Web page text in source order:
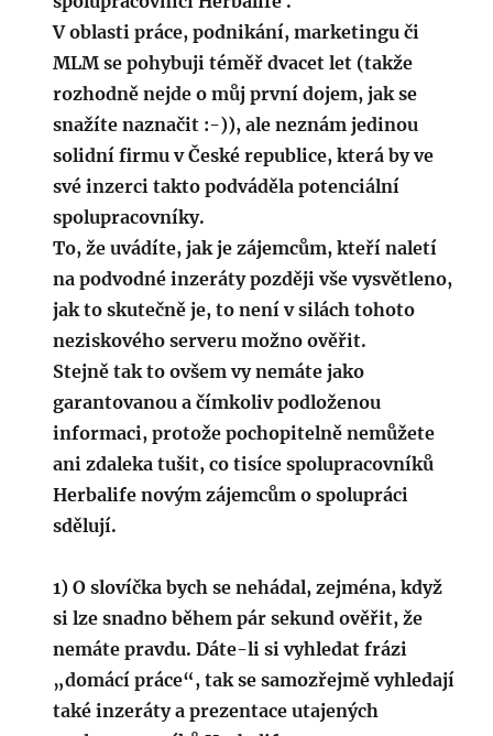
V oblasti práce, podnikání, marketingu či
MLM se pohybuji téměř dvacet let (takže
rozhodně nejde o můj první dojem, jak se
snažíte naznačit :-)), ale neznám jedinou
solidní firmu v České republice, která by ve
své inzerci takto podváděla potenciální
spolupracovníky.
To, že uvádíte, jak je zájemcům, kteří naletí
na podvodné inzeráty později vše vysvětleno,
jak to skutečně je, to není v silách tohoto
neziskového serveru možno ověřit.
Stejně tak to ovšem vy nemáte jako
garantovanou a čímkoliv podloženou
informaci, protože pochopitelně nemůžete
ani zdaleka tušit, co tisíce spolupracovníků
Herbalife novým zájemcům o spolupráci
sdělují.
1) O slovíčka bych se nehádal, zejména, když
si lze snadno během pár sekund ověřit, že
nemáte pravdu. Dáte-li si vyhledat frázi
„domácí práce“, tak se samozřejmě vyhledají
také inzeráty a prezentace utajených